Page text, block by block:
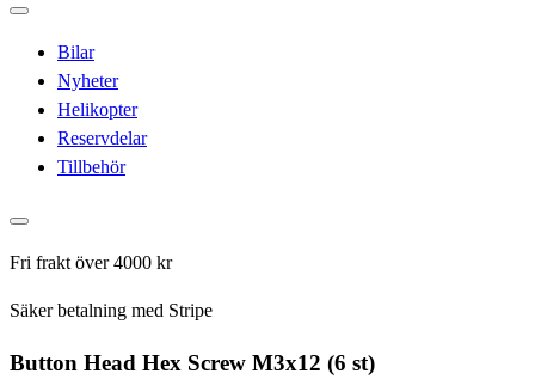
Bilar
Nyheter
Helikopter
Reservdelar
Tillbehör
Fri frakt över 4000 kr
Säker betalning med Stripe
Button Head Hex Screw M3x12 (6 st)